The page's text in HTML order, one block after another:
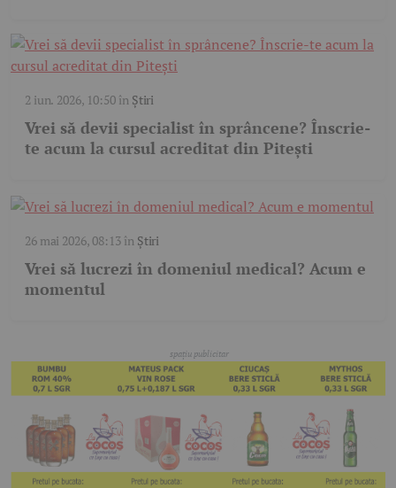
2 iun. 2026, 10:50în Știri
Vrei să devii specialist în sprâncene? Înscrie-
te acum la cursul acreditat din Pitești
26 mai 2026, 08:13în Știri
Vrei să lucrezi în domeniul medical? Acum e
momentul